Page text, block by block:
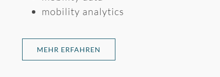
mobility analytics
MEHR ERFAHREN